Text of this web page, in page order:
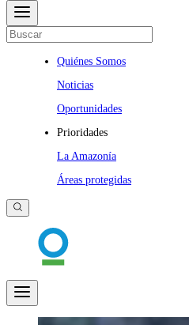
Quiénes Somos
Noticias
Oportunidades
Prioridades
La Amazonía
Áreas protegidas